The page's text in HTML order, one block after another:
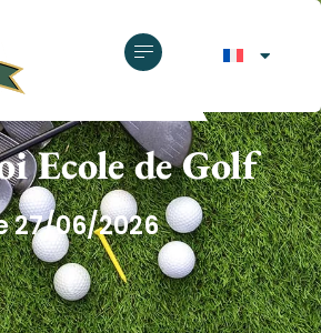
CLUB SOUFFLENHEIM
Ecole de Golf
27/06/2026